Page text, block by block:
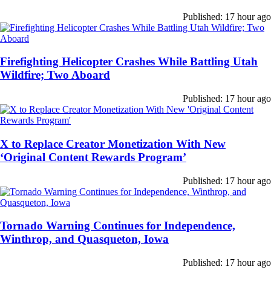
Published: 17 hour ago
Firefighting Helicopter Crashes While Battling Utah
Wildfire; Two Aboard
Published: 17 hour ago
X to Replace Creator Monetization With New
‘Original Content Rewards Program’
Published: 17 hour ago
Tornado Warning Continues for Independence,
Winthrop, and Quasqueton, Iowa
Published: 17 hour ago
الأعلى